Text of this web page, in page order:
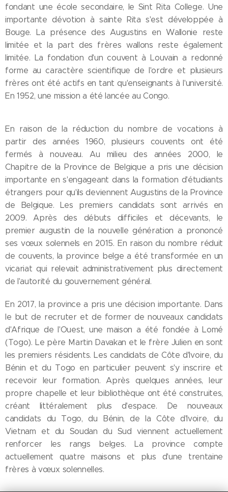
fondant une école secondaire, le Sint Rita College. Une
importante dévotion à sainte Rita s'est développée à
Bouge. La présence des Augustins en Wallonie reste
limitée et la part des frères wallons reste également
limitée. La fondation d'un couvent à Louvain a redonné
forme au caractère scientifique de l'ordre et plusieurs
frères ont été actifs en tant qu'enseignants à l'université.
En 1952, une mission a été lancée au Congo.
En raison de la réduction du nombre de vocations à
partir des années 1960, plusieurs couvents ont été
fermés à nouveau. Au milieu des années 2000, le
Chapitre de la Province de Belgique a pris une décision
importante en s'engageant dans la formation d'étudiants
étrangers pour qu'ils deviennent Augustins de la Province
de Belgique. Les premiers candidats sont arrivés en
2009. Après des débuts difficiles et décevants, le
premier augustin de la nouvelle génération a prononcé
ses vœux solennels en 2015. En raison du nombre réduit
de couvents, la province belge a été transformée en un
vicariat qui relevait administrativement plus directement
de l'autorité du gouvernement général.
En 2017, la province a pris une décision importante. Dans
le but de recruter et de former de nouveaux candidats
d'Afrique de l'Ouest, une maison a été fondée à Lomé
(Togo). Le père Martin Davakan et le frère Julien en sont
les premiers résidents. Les candidats de Côte d'Ivoire, du
Bénin et du Togo en particulier peuvent s'y inscrire et
recevoir leur formation. Après quelques années, leur
propre chapelle et leur bibliothèque ont été construites,
créant littéralement plus d'espace. De nouveaux
candidats du Togo, du Bénin, de la Côte d'Ivoire, du
Vietnam et du Soudan du Sud viennent actuellement
renforcer les rangs belges. La province compte
actuellement quatre maisons et plus d'une trentaine
frères à vœux solennelles.